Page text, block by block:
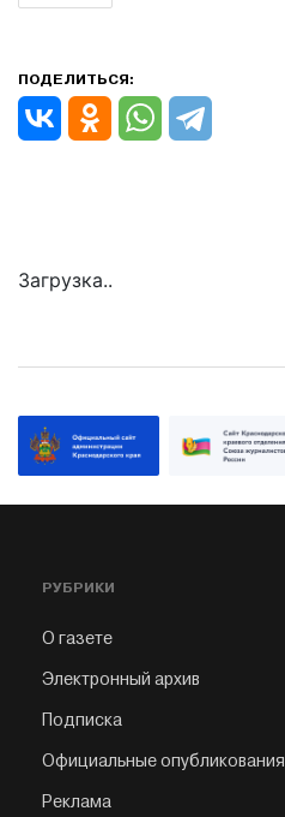
ПОДЕЛИТЬСЯ:
Загрузка..
РУБРИКИ
О газете
Электронный архив
Подписка
Официальные опубликования
Реклама